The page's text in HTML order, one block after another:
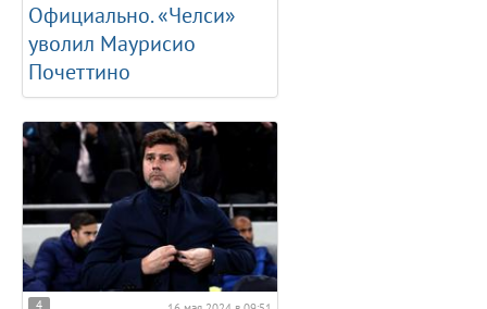
Официально. «Челси»
уволил Маурисио
Почеттино
4